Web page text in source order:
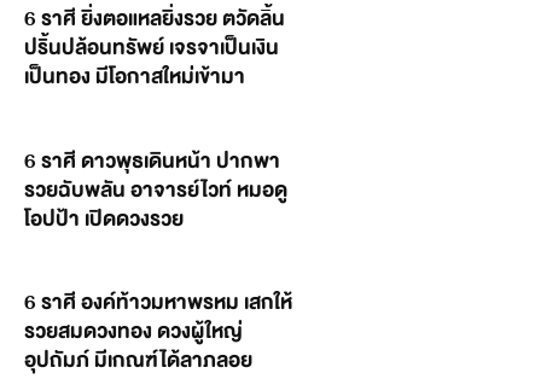
6 ราศี ยิ่งตอแหลยิ่งรวย ตวัดลิ้น
ปริ้นปล้อนทรัพย์ เจรจาเป็นเงิน
เป็นทอง มีโอกาสใหม่เข้ามา
6 ราศี ดาวพุธเดินหน้า ปากพา
รวยฉับพลัน อาจารย์ไวท์ หมอดู
โอปป้า เปิดดวงรวย
6 ราศี องค์ท้าวมหาพรหม เสกให้
รวยสมดวงทอง ดวงผู้ใหญ่
อุปถัมภ์ มีเกณฑ์ได้ลาภลอย